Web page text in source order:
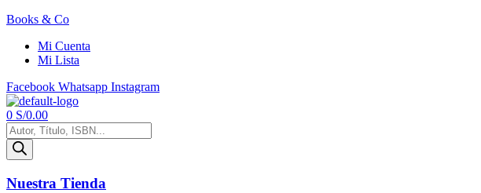
Books & Co
Mi Cuenta
Mi Lista
Facebook Whatsapp Instagram
Menú
0 S/0.00
Búsqueda
de
productos
Nuestra Tienda